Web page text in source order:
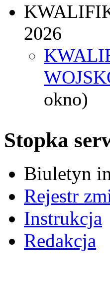
2026
okno)
Stopka
Biuletyn
Rejestr
Instrukcja
Redakcja